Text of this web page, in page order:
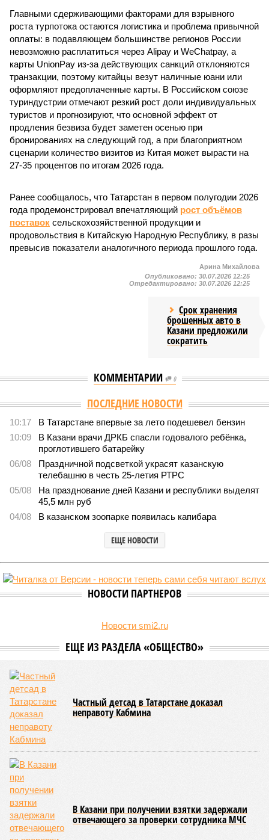
Главными сдерживающими факторами для взрывного
роста турпотока остаются логистика и проблема привычной
оплаты: в подавляющем большинстве регионов России
невозможно расплатиться через Alipay и WeChatpay, а
карты UnionPay из-за действующих санкций отклоняются
транзакции, поэтому китайцы везут наличные юани или
оформляют предоплаченные карты. В Российском союзе
туриндустрии отмечают резкий рост доли индивидуальных
туристов и прогнозируют, что основной эффект от
продления безвиза будет заметен осенью при
бронированиях на следующий год, а при благоприятном
сценарии количество визитов из Китая может вырасти на
27-35 процентов по итогам 2026 года.
Ранее сообщалось, что Татарстан в первом полугодии 2026
года продемонстрировал впечатляющий рост объёмов
поставок сельскохозяйственной продукции и
продовольствия в Китайскую Народную Республику, в разы
превысив показатели аналогичного периода прошлого года.
Арина Михайлова
Опубликовано: 30.07.2026 12:25
Отредактировано: 30.07.2026 12:25
Срок хранения
брошенных авто в
Казани предложили
сократить
КОММЕНТАРИИ 0
ПОСЛЕДНИЕ НОВОСТИ
10:17
В Татарстане впервые за лето подешевел бензин
10:09
В Казани врачи ДРКБ спасли годовалого ребёнка,
проглотившего батарейку
06/08
Праздничной подсветкой украсят казанскую
телебашню в честь 25-летия РТРС
05/08
На празднование дней Казани и республики выделят
45,5 млн руб
04/08
В казанском зоопарке появилась капибара
ЕЩЕ НОВОСТИ
НОВОСТИ ПАРТНЕРОВ
Новости smi2.ru
ЕЩЕ ИЗ РАЗДЕЛА «ОБЩЕСТВО»
Частный детсад в Татарстане доказал
неправоту Кабмина
В Казани при получении взятки задержали
отвечающего за проверки сотрудника МЧС